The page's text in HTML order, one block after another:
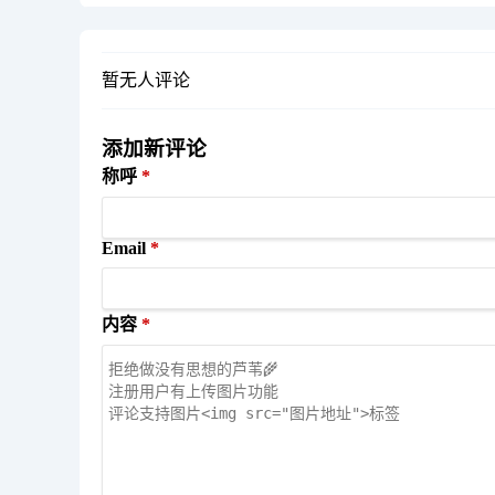
暂无人评论
添加新评论
称呼
Email
内容